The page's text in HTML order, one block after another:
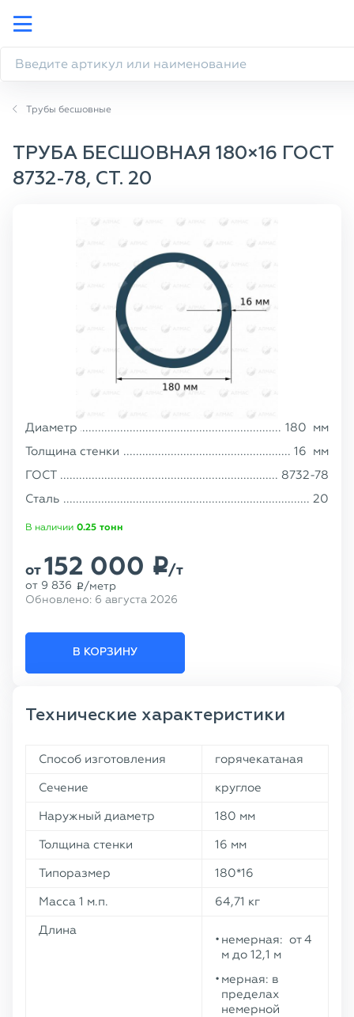
Трубы бесшовные
ТРУБА БЕСШОВНАЯ 180×16 ГОСТ
8732-78, СТ. 20
Диаметр 180 мм
Толщина стенки
16 мм
ГОСТ
8732-78
Сталь
20
В наличии 0.25 тонн
от152 000 p/т
от 9 836 p /метр
Обновлено: 6 августа 2026
В КОРЗИНУ
Технические характеристики
Способ изготовления
горячекатаная
Сечение
круглое
Наружный диаметр
180 мм
Толщина стенки
16 мм
Типоразмер
180*16
Масса 1 м.п.
64,71 кг
Длина
немерная: от 4
м до 12,1 м
мерная: в
пределах
немерной